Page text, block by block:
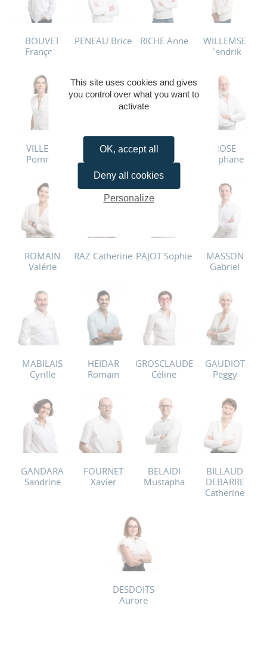
BOUVET
François
PENEAU Brice RICHE Anne
WILLEMSE
Hendrik
VILLERS
Pomme
TILLY Xavier
THERAUD
Julien
ROSE
Stéphane
ROMAIN
Valérie
RAZ Catherine PAJOT Sophie
MASSON
Gabriel
MABILAIS
Cyrille
HEIDAR
Romain
GROSCLAUDE
Céline
GAUDIOT
Peggy
GANDARA
Sandrine
FOURNET
Xavier
BELAIDI
Mustapha
BILLAUD
DEBARRE
Catherine
DESDOITS
Aurore
This site uses cookies and gives
you control over what you want to
activate
OK, accept all
Deny all cookies
Personalize